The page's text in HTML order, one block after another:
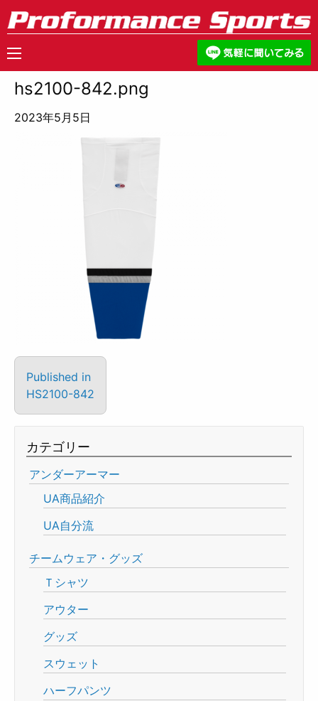
hs2100-842.png
2023年5月5日
Published in
HS2100-842
カテゴリー
アンダーアーマー
UA商品紹介
UA自分流
チームウェア・グッズ
Ｔシャツ
アウター
グッズ
スウェット
ハーフパンツ